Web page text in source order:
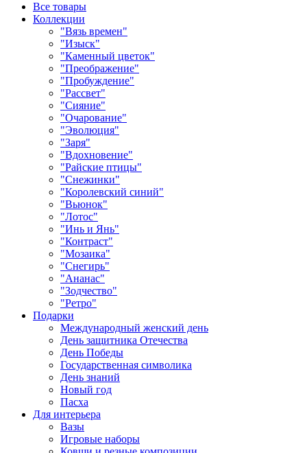
Все товары
Коллекции
"Вязь времен"
"Изыск"
"Каменный цветок"
"Преображение"
"Пробуждение"
"Рассвет"
"Сияние"
"Очарование"
"Эволюция"
"Заря"
"Вдохновение"
"Райские птицы"
"Снежинки"
"Королевский синий"
"Вьюнок"
"Лотос"
"Инь и Янь"
"Контраст"
"Мозаика"
"Снегирь"
"Ананас"
"Зодчество"
"Ретро"
Подарки
Международный женский день
День защитника Отечества
День Победы
Государственная символика
День знаний
Новый год
Пасха
Для интерьера
Вазы
Игровые наборы